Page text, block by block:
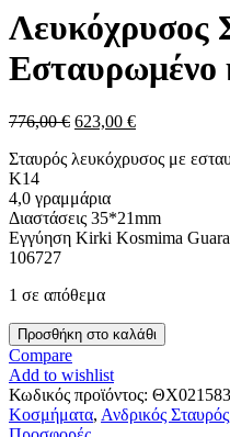
Λευκόχρυσος
776,00€ Original
was:
623,00 €Η
τιμή
Σταυρός λευκόχρυσος με
Κ14
4,0 γραμμάρια
Διαστάσεις 35*21mm
Εγγύηση Kirki Kosmima
106727
1 σε απόθεμα
Λευκόχρυσος
Σταυρός
Κ14
με
Εσταυρωμένο
κωδ.ΘΧ021583
Προσθήκη στο καλάθι
Compare
Add to wishlist
Κωδικός προϊόντος: ΘΧ021583
Κοσμήματα, Ανδρικός Σταυρός